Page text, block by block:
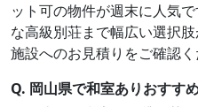
ット可の物件が週末に人気
な高級別荘まで幅広い選択
施設へのお見積りをご確認く
Q. 岡山県で和室ありおすす